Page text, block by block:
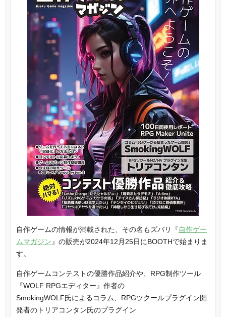
自作ゲームの情報が満載された、その名もズバリ『自作ゲー
ムマガジン 』の販売が2024年12月25日にBOOTHで始まりま
す。
自作ゲームコンテストの優勝作品紹介や、RPG制作ツール
『WOLF RPGエディター』作者の
SmokingWOLF氏によるコラム、RPGツクールプラグイン開
発者のトリアコンタン氏のプラグイン